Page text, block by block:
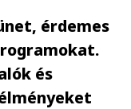
érdemes
és